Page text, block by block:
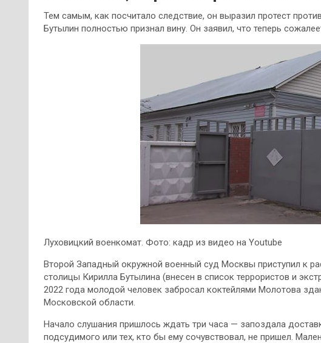
Тем самым, как посчитало следствие, он выразил протест
Бутылин полностью признал вину. Он заявил, что теперь
Луховицкий военкомат. Фото: кадр из видео на Youtube
Второй Западный окружной военный суд Москвы приступил к
столицы Кирилла Бутылина (внесен в список террористов и
2022 года молодой человек забросал коктейлями Молотова
Московской области.
Начало слушания пришлось ждать три часа — запоздала
подсудимого или тех, кто бы ему сочувствовал, не пришел.